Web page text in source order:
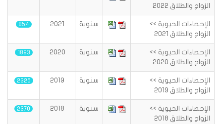
الزواج والطلاق 2022
الإحصاءات الحيوية >>
الزواج والطلاق 2021
سنوية 2021
854
الإحصاءات الحيوية >>
الزواج والطلاق 2020
سنوية 2020
1893
الإحصاءات الحيوية >>
الزواج والطلاق 2019
سنوية 2019
2325
الإحصاءات الحيوية >>
الزواج والطلاق 2018
سنوية 2018
2370